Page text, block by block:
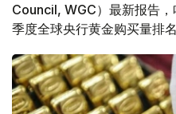
Council, WGC）最新报告
季度全球央行黄金购买量排